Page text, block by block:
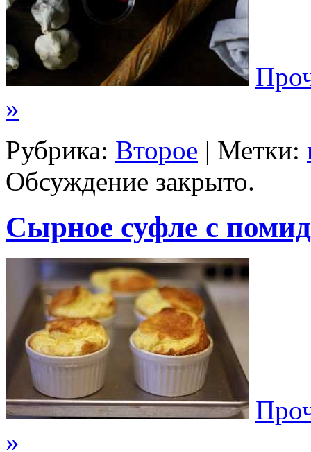
»
Рубрика: Второе | Метки:
Обсуждение закрыто.
Сырное суфле с
»